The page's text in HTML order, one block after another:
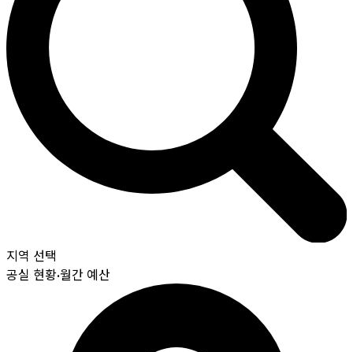
지역 선택
공실 현황•월간 예산